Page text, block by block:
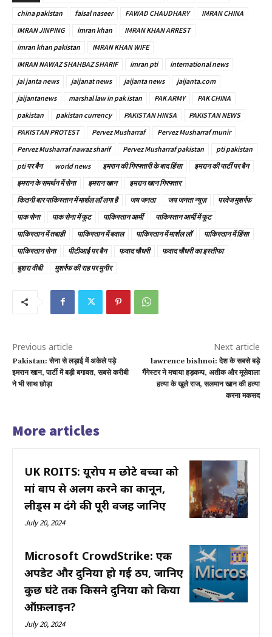
china pakistan
faisal naseer FAWAD CHAUDHARY
IMRAN CHINA
IMRAN JINPING
imran khan
IMRAN KHAN ARREST
imran khan pakistan
IMRAN KHAN WIFE
IMRAN NAWAZ SHAHBAZ SHARIF
imran pti
international news
jai janta news
jaijanat news jaijanta news
jaijanta.com
jaijantanews
marshal law in pak istan PAK ARMY
PAK CHINA
pakistan
pakistan currency PAKISTAN HINSA
PAKISTAN NEWS
PAKISTAN PROTEST
Pervez Musharraf
Pervez Musharraf munir
Pervez Musharraf nawaz sharif
Pervez Musharraf pakistan
pti pakistan
pti पर बैन
world news इमरान की गिरफ्तारी के बाद हिंसा
इमरान की पार्टी पर बैन
इमरान के समर्थन में सेना
इमरान खान
इमरान खान गिरफ्तार
कितनी बार पाकिस्तान में मार्शल लॉ लगा है
जय जनता जय जनता न्यूज़
परवेज मुशर्रफ
पाक सेना
पाक सेना में फूट पाकिस्तान आर्मी
पाकिस्तान आर्मी में फूट
पाकिस्तान में तबाही
पाकिस्तान में बवाल पाकिस्तान में मार्शल लॉ
पाकिस्तान में हिंसा
पाकिस्तान सेना
पीटीआई पर बैन फवाद चौधरी
फवाद चौधरी का इस्तीफा
बुशरा वीबी
मुशर्रफ की राह पर मुनीर
Previous article
Pakistan: सेना से लड़ाई में अकेले पड़े
इमरान खान, पार्टी में बड़ी बगावत, सबसे करीबी
ने भी साथ छोड़ा
Next article
lawrence bishnoi: देश के सबसे बड़े
गैंगेस्टर ने मचाया हड़कम्प, अतीक और मूसेवाला
हत्या के खुले राज, सलमान खान की हत्या
करना मकसद
More articles
UK ROITS: यूरोप में छोटे बच्चों को
मां बाप से अलग करने का कानून,
लीड्स में दंगे की पूरी वजह जानिए
July 20, 2024
Microsoft CrowdStrike: एक
अपडेट और दुनिया हो गई ठप, जानिए
कुछ घंटे तक किसने दुनिया को किया
ऑफ़लाइन?
July 20, 2024